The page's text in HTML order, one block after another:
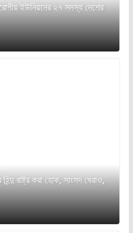
ইউনিয়নের ২৭ সদস্য দেশের
রাষ্ট্র করা হোক, সাংসদ ঘেরাও,